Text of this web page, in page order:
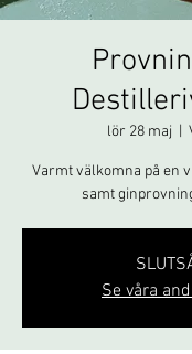
lör 28 maj
Varmt välkomna på en
samt
Se våra